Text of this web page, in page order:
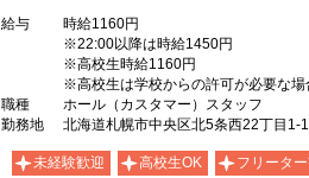
給与
時給1160円
※22:00以降は時給1450円
※高校生時給1160円
※高校生は学校からの許可が必要な場
職種
ホール（カスタマー）スタッフ
勤務地
北海道札幌市中央区北5条西22丁目1-1
未経験歓迎 高校生OK フリータ